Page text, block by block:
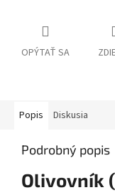
OPÝTAŤ SA
Popis Diskusia
Podrobný popis
Olivovník